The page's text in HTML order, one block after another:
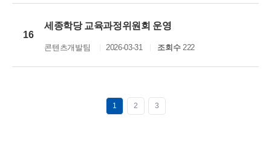
16
세종학당 교육과정위원회 운영
콘텐츠개발팀 2026-03-31 조회수222
1 2 3